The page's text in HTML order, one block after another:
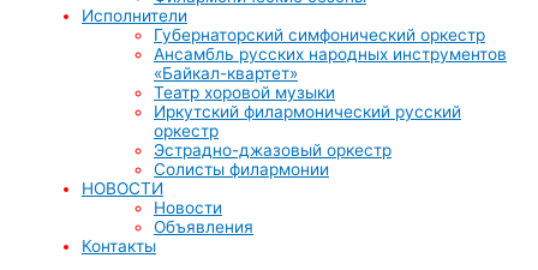
Исполнители
Губернаторский симфонический оркестр
Ансамбль русских народных инструментов
«Байкал-квартет»
Театр хоровой музыки
Иркутский филармонический русский
оркестр
Эстрадно-джазовый оркестр
Солисты филармонии
НОВОСТИ
Новости
Объявления
Контакты